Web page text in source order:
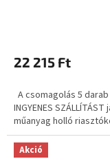
22 215 Ft
A csomagolás 5
INGYENES
műanyag holló
Akció